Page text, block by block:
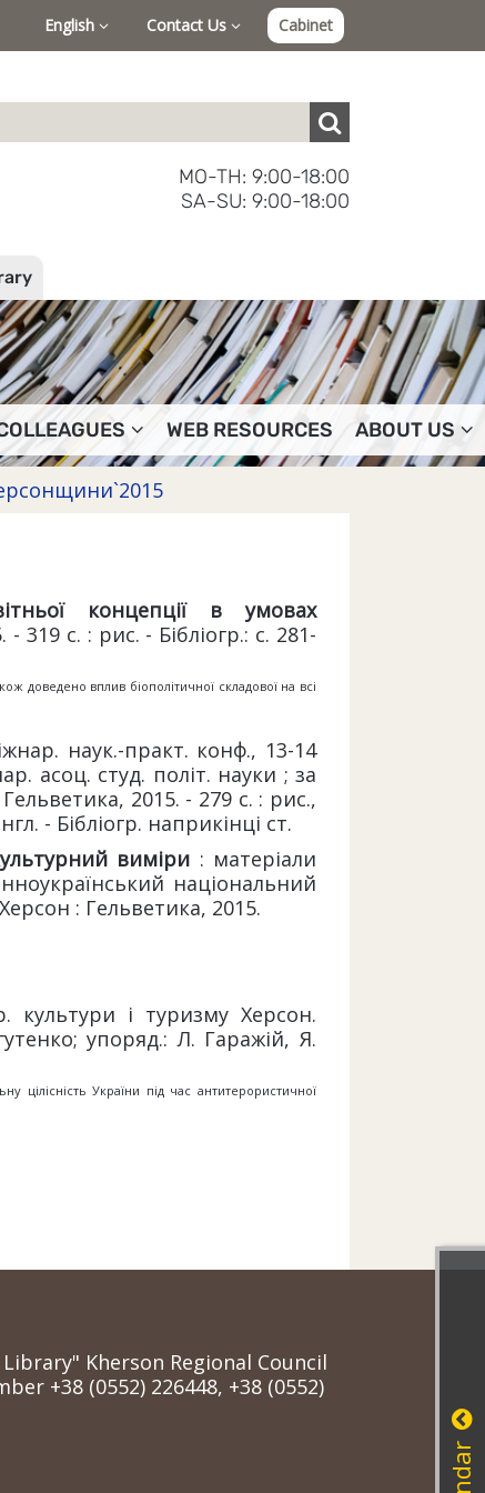
English Contact Us Cabinet
MO-TH: 9:00-18:00
SA-SU: 9:00-18:00
WEB RESOURCES ABOUT US
концепції в умовах
с. : рис. - Бібліогр.: с. 281-
доведено вплив біополітичної складової на всі
наук.-практ. конф., 13-14
асоц. студ. політ. науки ; за
2015. - 279 с. : рис.,
- Бібліогр. наприкінці ст.
виміри : матеріали
національний
: Гельветика, 2015.
і туризму Херсон.
упоряд.: Л. Гаражій, Я.
цілісність України під час антитерористичної
Kherson Regional Council
+38 (0552) 226448, +38 (0552)